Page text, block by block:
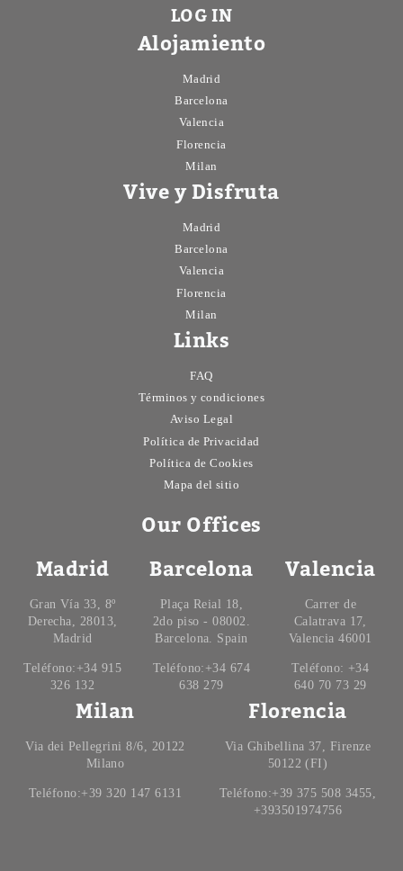
LOG IN
Alojamiento
Madrid
Barcelona
Valencia
Florencia
Milan
Vive y Disfruta
Madrid
Barcelona
Valencia
Florencia
Milan
Links
FAQ
Términos y condiciones
Aviso Legal
Política de Privacidad
Política de Cookies
Mapa del sitio
Our Offices
Madrid
Gran Vía 33, 8º
Derecha, 28013,
Madrid
Teléfono:+34 915
326 132
Barcelona
Plaça Reial 18,
2do piso - 08002.
Barcelona. Spain
Teléfono:+34 674
638 279
Valencia
Carrer de
Calatrava 17,
Valencia 46001
Teléfono: +34
640 70 73 29
Milan
Via dei Pellegrini 8/6, 20122
Milano
Teléfono:+39 320 147 6131
Florencia
Via Ghibellina 37, Firenze
50122 (FI)
Teléfono:+39 375 508 3455,
+393501974756